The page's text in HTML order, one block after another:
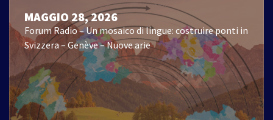
MAGGIO 28, 2026
Forum Radio – Un mosaico di lingue: costruire ponti in
Svizzera – Genève – Nuove arie